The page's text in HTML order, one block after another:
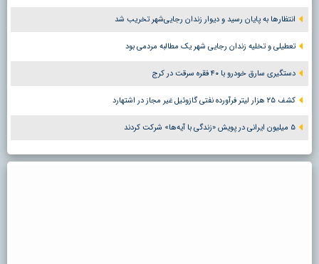
انتظارها به پایان رسید و دیوار زندان رجایی‌شهر تخریب شد
تعطیلی و تخلیه زندان رجایی شهر یک مطالبه مردمی بود
دستگیری سارق خودرو با ۴۰ فقره سرقت در کرج
کشف ۲۵ هزار لیتر فرآورده نفتی گازوئیل غیر مجاز در اشتهارد
۵ میلیون ایرانی در پویش «زندگی با آیه‌ها» شرکت کردند